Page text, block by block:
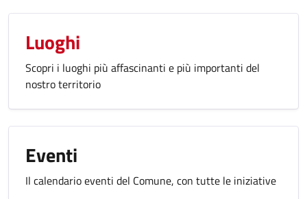
Luoghi
Scopri i luoghi più affascinanti e più importanti del
nostro territorio
Eventi
Il calendario eventi del Comune, con tutte le iniziative